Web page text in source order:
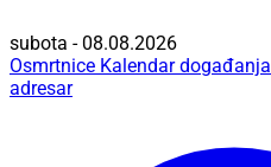
subota - 08.08.2026
Osmrtnice Kalendar događanja
adresar